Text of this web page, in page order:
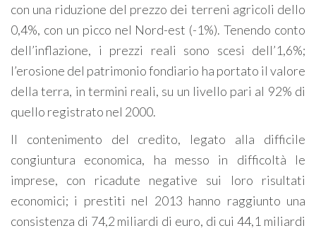
con una riduzione del prezzo dei terreni agricoli dello
0,4%, con un picco nel Nord-est (-1%). Tenendo conto
dell’inflazione, i prezzi reali sono scesi dell’1,6%;
l’erosione del patrimonio fondiario ha portato il valore
della terra, in termini reali, su un livello pari al 92% di
quello registrato nel 2000.
Il contenimento del credito, legato alla difficile
congiuntura economica, ha messo in difficoltà le
imprese, con ricadute negative sui loro risultati
economici; i prestiti nel 2013 hanno raggiunto una
consistenza di 74,2 miliardi di euro, di cui 44,1 miliardi